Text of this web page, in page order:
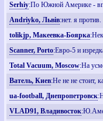
Serhiy:По Южной Америке -
Andriyko, Львiв:нет. я против.
tolikjp, Макеевка-Боярка
Scanner, Porto:Евро-5 и
Total Vacuum, Moscow:На
Ватель, Киев:Не не не стоит,
ua-football, Днепропетровск
VLAD91, Владивосток